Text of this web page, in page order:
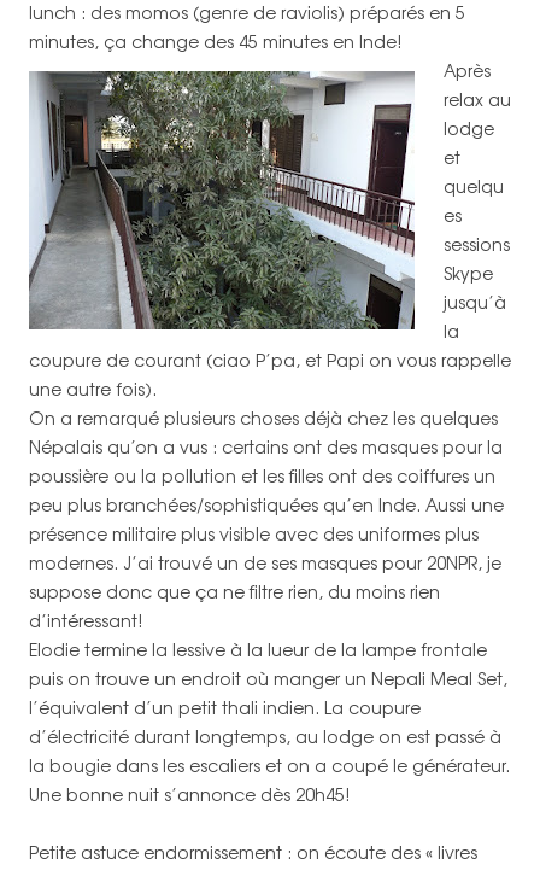
lunch : des momos (genre de raviolis) préparés en 5
minutes, ça change des 45 minutes en Inde!
Après
relax au
lodge
et
quelqu
es
sessions
Skype
jusqu’à
la
coupure de courant (ciao P’pa, et Papi on vous rappelle
une autre fois).
On a remarqué plusieurs choses déjà chez les quelques
Népalais qu’on a vus : certains ont des masques pour la
poussière ou la pollution et les filles ont des coiffures un
peu plus branchées/sophistiquées qu’en Inde. Aussi une
présence militaire plus visible avec des uniformes plus
modernes. J’ai trouvé un de ses masques pour 20NPR, je
suppose donc que ça ne filtre rien, du moins rien
d’intéressant!
Elodie termine la lessive à la lueur de la lampe frontale
puis on trouve un endroit où manger un Nepali Meal Set,
l’équivalent d’un petit thali indien. La coupure
d’électricité durant longtemps, au lodge on est passé à
la bougie dans les escaliers et on a coupé le générateur.
Une bonne nuit s’annonce dès 20h45!
Petite astuce endormissement : on écoute des « livres